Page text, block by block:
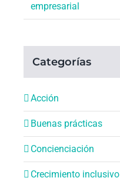
empresarial
Categorías
Acción
Buenas prácticas
Concienciación
Crecimiento inclusivo